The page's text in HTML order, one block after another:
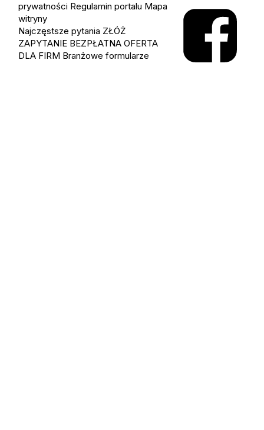
prywatności Regulamin portalu Mapa
witryny
Najczęstsze pytania ZŁÓŻ
ZAPYTANIE BEZPŁATNA OFERTA
DLA FIRM Branżowe formularze